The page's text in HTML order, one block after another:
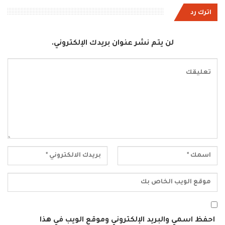
اترك رد
لن يتم نشر عنوان بريدك الإلكتروني.
احفظ اسمي والبريد الإلكتروني وموقع الويب في هذا